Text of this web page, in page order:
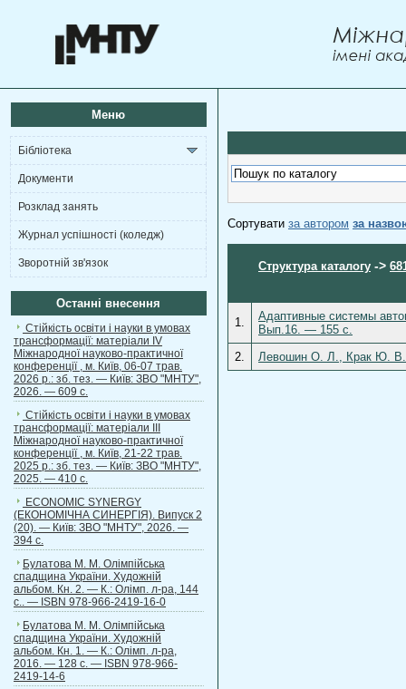
Меню
Бібліотека
Документи
Розклад занять
Журнал успішності (коледж)
Зворотній зв'язок
Останні внесення
Стійкість освіти і науки в умовах
трансформації: матеріали ІV
Міжнародної науково-практичної
конференції , м. Київ, 06-07 трав.
2026 р.: зб. тез. — Київ: ЗВО "МНТУ",
2026. — 609 с.
Стійкість освіти і науки в умовах
трансформації: матеріали ІІІ
Міжнародної науково-практичної
конференції , м. Київ, 21-22 трав.
2025 р.: зб. тез. — Київ: ЗВО "МНТУ",
2025. — 410 с.
ECONOMIC SYNERGY
(ЕКОНОМІЧНА СИНЕРГІЯ). Випуск 2
(20). — Київ: ЗВО "МНТУ", 2026. —
394 с.
Булатова М. М. Олімпійська
спадщина України. Художній
альбом. Кн. 2. — К.: Олімп. л-ра, 144
с.. — ISBN 978-966-2419-16-0
Булатова М. М. Олімпійська
спадщина України. Художній
альбом. Кн. 1. — К.: Олімп. л-ра,
2016. — 128 с. — ISBN 978-966-
2419-14-6
Сортувати за автором за
Структура каталогу ->
1.
Адаптивные системы
Вып.16. — 155 с.
2.
Левошин О. Л., Крак Ю. В.